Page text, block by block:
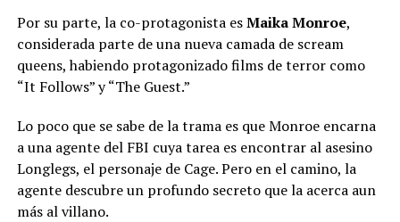
Por su parte, la co-protagonista esMaika Monroe,
considerada parte de una nueva camada de scream
queens, habiendo protagonizado films de terror como
“It Follows” y “The Guest.”
Lo poco que se sabe de la trama es que Monroe encarna
a una agente del FBI cuya tarea es encontrar al asesino
Longlegs, el personaje de Cage. Pero en el camino, la
agente descubre un profundo secreto que la acerca aun
más al villano.